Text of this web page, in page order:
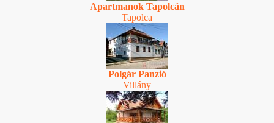
Apartmanok Tapolcán
Tapolca
Polgár Panzió
Villány